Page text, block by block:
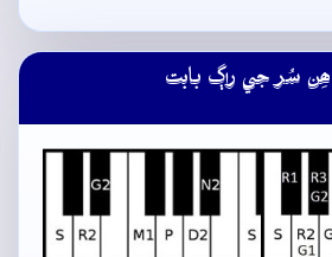
ھِن سُر جي راڳ بابت